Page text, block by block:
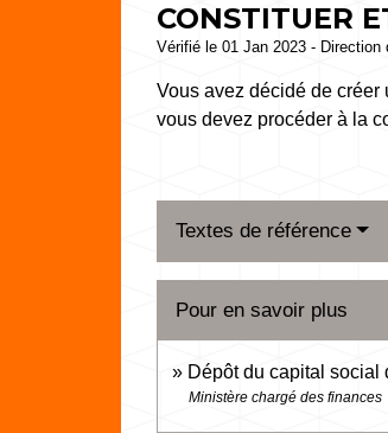
CONSTITUER
Vérifié le 01 Jan 2023 -
Vous avez décidé de
vous devez procéder à la
Textes de référence
Pour en savoir plus
Dépôt du capital social
Ministère chargé des finances